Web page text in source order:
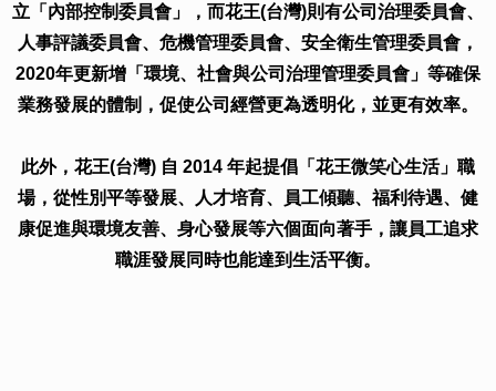
立「內部控制委員會」，而花王(台灣)則有公司治理委員會、
人事評議委員會、危機管理委員會、安全衛生管理委員會，
2020年更新增「環境、社會與公司治理管理委員會」等確保
業務發展的體制，促使公司經營更為透明化，並更有效率。
此外，花王(台灣) 自 2014 年起提倡「花王微笑心生活」職
場，從性別平等發展、人才培育、員工傾聽、福利待遇、健
康促進與環境友善、身心發展等六個面向著手，讓員工追求
職涯發展同時也能達到生活平衡。